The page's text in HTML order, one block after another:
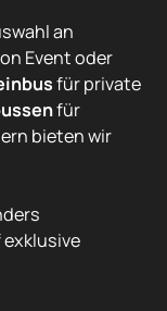
an
Event oder
für private
für
bieten wir